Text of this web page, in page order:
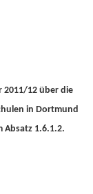
2011/12 über die
in Dortmund
Absatz 1.6.1.2.